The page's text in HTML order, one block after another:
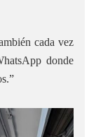
cada vez
donde